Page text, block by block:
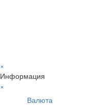
×
Информация
×
Валюта